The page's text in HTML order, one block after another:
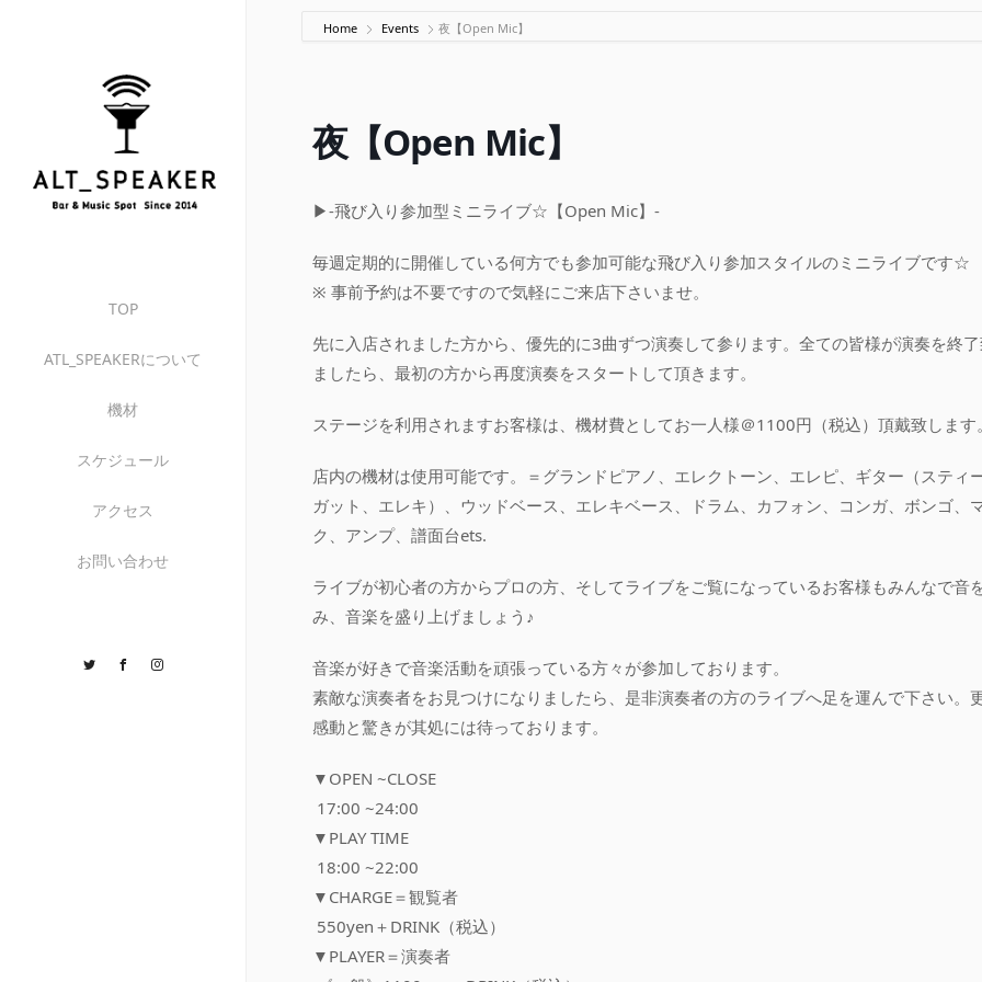
TOP
ATL_SPEAKERについて
機材
スケジュール
アクセス
お問い合わせ
TwitterFacebook
Home Events 夜【Open Mic】
夜【Open Mic】
▶-飛び入り参加型ミニライブ☆【Open Mic】-
毎週定期的に開催している何方でも参加可能な飛び入り参加スタイルのミニライブです☆
※ 事前予約は不要ですので気軽にご来店下さいませ。
先に入店されました方から、優先的に3曲ずつ演奏して参ります。全ての皆様が演奏を終了
ましたら、最初の方から再度演奏をスタートして頂きます。
ステージを利用されますお客様は、機材費としてお一人様＠1100円（税込）頂戴致します。
店内の機材は使用可能です。＝グランドピアノ、エレクトーン、エレピ、ギター（スティ
ガット、エレキ）、ウッドベース、エレキベース、ドラム、カフォン、コンガ、ボンゴ、
ク、アンプ、譜面台ets.
ライブが初心者の方からプロの方、そしてライブをご覧になっているお客様もみんなで音
み、音楽を盛り上げましょう♪
音楽が好きで音楽活動を頑張っている方々が参加しております。
素敵な演奏者をお見つけになりましたら、是非演奏者の方のライブへ足を運んで下さい。
感動と驚きが其処には待っております。
▼OPEN ~CLOSE
17:00 ~24:00
▼PLAY TIME
18:00 ~22:00
▼CHARGE＝観覧者
550yen＋DRINK（税込）
▼PLAYER＝演奏者